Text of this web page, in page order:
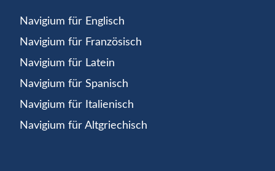
Navigium für Englisch
Navigium für Französisch
Navigium für Latein
Navigium für Spanisch
Navigium für Italienisch
Navigium für Altgriechisch